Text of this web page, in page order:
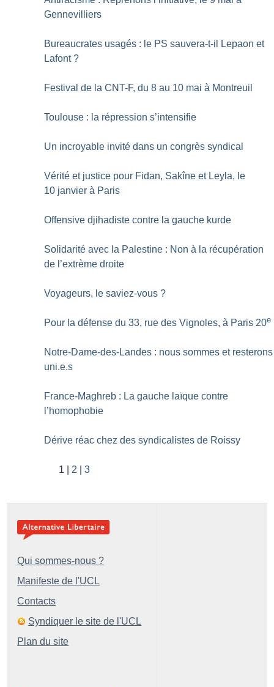
Gennevilliers
Bureaucrates usagés : le PS sauvera-t-il Lepaon et
Lafont ?
Festival de la CNT-F, du 8 au 10 mai à Montreuil
Toulouse : la répression s’intensifie
Un incroyable invité dans un congrès syndical
Vérité et justice pour Fidan, Sakîne et Leyla, le
10 janvier à Paris
Offensive djihadiste contre la gauche kurde
Solidarité avec la Palestine : Non à la récupération
de l’extrème droite
Voyageurs, le saviez-vous ?
Pour la défense du 33, rue des Vignoles, à Paris 20e
Notre-Dame-des-Landes : nous sommes et resterons
uni.e.s
France-Maghreb : La gauche laïque contre
l’homophobie
Dérive réac chez des syndicalistes de Roissy
1 2 3
Qui sommes-nous ?
Manifeste de l'UCL
Contacts
Syndiquer le site de l'UCL
Plan du site